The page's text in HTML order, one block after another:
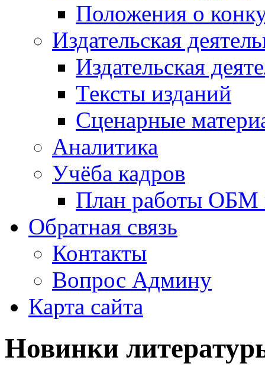
Положения о
Издательская
Издательская
Тексты изданий
Сценарные
Аналитика
Учёба кадров
План работы ОБМ
Обратная связь
Контакты
Вопрос Админу
Карта сайта
Новинки